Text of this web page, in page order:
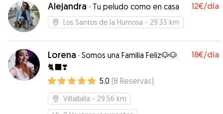
Alejandra · Tu peludo como en casa 12€/día
Los Santos de la Humosa - 29.33 km
Lorena · Somos una Familia Feliz🐶🐶
🐈‍⬛❣️
18€/día
5.0 (8 Reservas)
Villalbilla - 29.56 km